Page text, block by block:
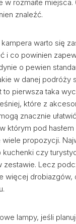
w rozmaite
znaleźć.
warto się
i co powinien
o pewien
w danej podróży
to pierwsza taka
które z
znacznie
którym pod hasłem
wiele propozycji.
kuchenki czy
zestawie. Lecz
więcej drobiazgów,
lampy, jeśli